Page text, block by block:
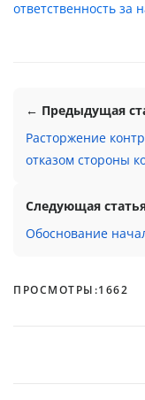
ответственность за
← Предыдущая
Расторжение
отказом стороны
Следующая
Обоснование
ПРОСМОТРЫ:1662